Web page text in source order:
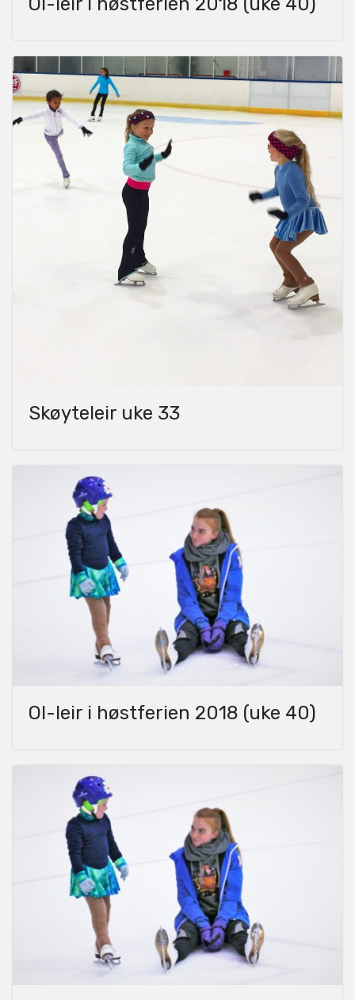
Skøyteleir uke 33
OI-leir i høstferien 2018 (uke 40)